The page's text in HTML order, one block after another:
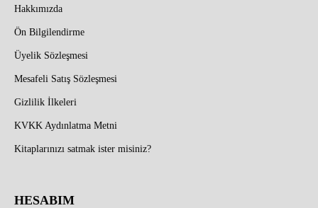
Hakkımızda
Ön Bilgilendirme
Üyelik Sözleşmesi
Mesafeli Satış Sözleşmesi
Gizlilik İlkeleri
KVKK Aydınlatma Metni
Kitaplarınızı satmak ister misiniz?
HESABIM